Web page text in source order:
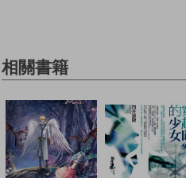
相關書籍